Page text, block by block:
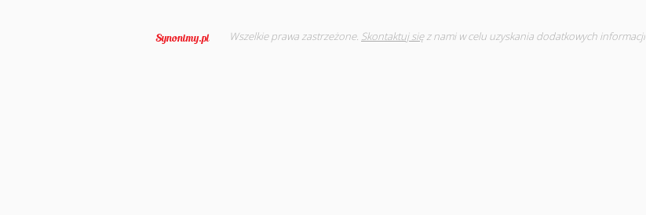
Wszelkie prawa zastrzeżone. Skontaktuj sięz nami w celu uzyskania dodatkowych informacji